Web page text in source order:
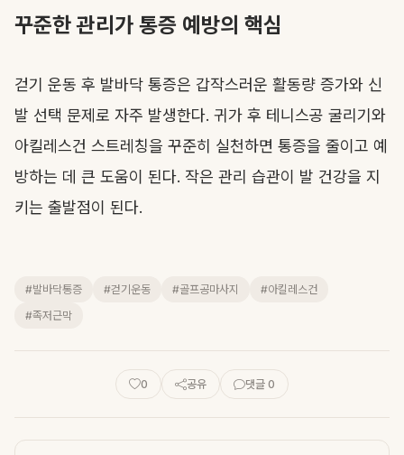
꾸준한 관리가 통증 예방의 핵심
걷기 운동 후 발바닥 통증은 갑작스러운 활동량 증가와 신
발 선택 문제로 자주 발생한다. 귀가 후 테니스공 굴리기와
아킬레스건 스트레칭을 꾸준히 실천하면 통증을 줄이고 예
방하는 데 큰 도움이 된다. 작은 관리 습관이 발 건강을 지
키는 출발점이 된다.
#발바닥통증 #걷기운동 #골프공마사지
#아킬레스건
#족저근막
0 공유 댓글 0